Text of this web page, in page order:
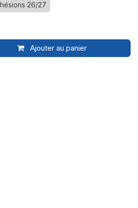
26/27
Ajouter au panier